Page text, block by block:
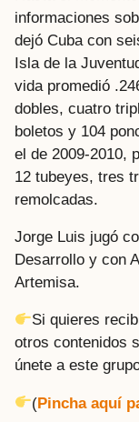
informaciones
dejó Cuba con
Isla de la
vida promedió
dobles, cuatro
boletos y 104
el de 2009-2010,
12 tubeyes, tres
remolcadas.
Jorge Luis jugó
Desarrollo y con
Artemisa.
Si quieres
otros contenidos
únete a este
(Pincha aquí